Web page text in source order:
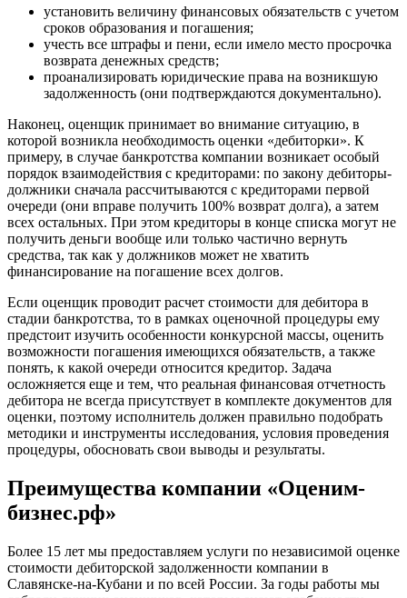
установить величину финансовых обязательств с учетом
сроков образования и погашения;
учесть все штрафы и пени, если имело место просрочка
возврата денежных средств;
проанализировать юридические права на возникшую
задолженность (они подтверждаются документально).
Наконец, оценщик принимает во внимание ситуацию, в
которой возникла необходимость оценки «дебиторки». К
примеру, в случае банкротства компании возникает особый
порядок взаимодействия с кредиторами: по закону дебиторы-
должники сначала рассчитываются с кредиторами первой
очереди (они вправе получить 100% возврат долга), а затем
всех остальных. При этом кредиторы в конце списка могут не
получить деньги вообще или только частично вернуть
средства, так как у должников может не хватить
финансирование на погашение всех долгов.
Если оценщик проводит расчет стоимости для дебитора в
стадии банкротства, то в рамках оценочной процедуры ему
предстоит изучить особенности конкурсной массы, оценить
возможности погашения имеющихся обязательств, а также
понять, к какой очереди относится кредитор. Задача
осложняется еще и тем, что реальная финансовая отчетность
дебитора не всегда присутствует в комплекте документов для
оценки, поэтому исполнитель должен правильно подобрать
методики и инструменты исследования, условия проведения
процедуры, обосновать свои выводы и результаты.
Преимущества компании «Оценим-
бизнес.рф»
Более 15 лет мы предоставляем услуги по независимой оценке
стоимости дебиторской задолженности компании в
Славянске-на-Кубани и по всей России. За годы работы мы
Губкинский
Гулькевичи
Гусев
Гусь-Хрустальный
Дедовск
Дербент
Джанкой
Дзержинск
Дзержинский
Димитровград
Дмитров
Долгопрудный
Донецк
Дубна
Дюртюли
Евпатория
Егорьевск
Ейск
Екатеринбург
Елабуга
Елизово
Енисейск
Ессентуки
Железногорск